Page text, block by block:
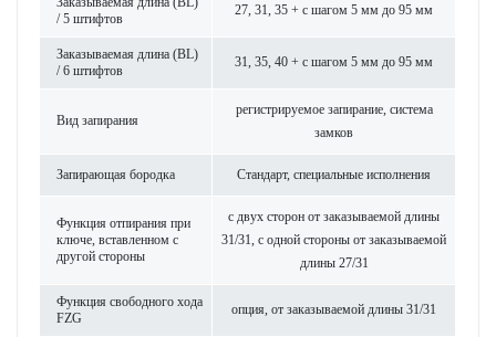
/ 5 штифтов
27, 31, 35 + с шагом 5 мм до 95 мм
Заказываемая длина (BL)
/ 6 штифтов
31, 35, 40 + с шагом 5 мм до 95 мм
Вид запирания
регис­триру­емое запирание, сис­тема
замков
Запи­рающая бор­одка Стандарт, специальные исполнения
Функция отпирания при
ключе, встав­ленном с
другой стороны
с двух сторон от заказываемой длины
31/31, с одной стороны от заказываемой
длины 27/31
Функция свободного хода
FZG
опция, от заказываемой длины 31/31